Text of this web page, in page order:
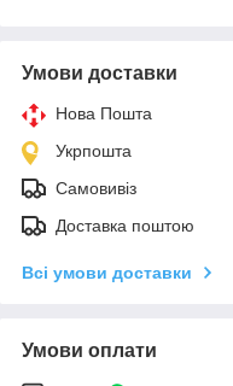
Умови доставки
Нова Пошта
Укрпошта
Самовивіз
Доставка поштою
Всі умови доставки
Умови оплати